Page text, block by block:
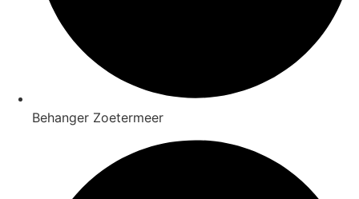
Behanger Zoetermeer